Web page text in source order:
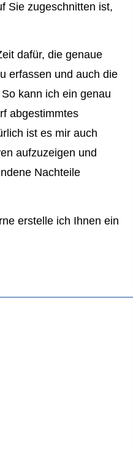
Sie zugeschnitten ist,
dafür, die genaue
erfassen und auch die
kann ich ein genau
abgestimmtes
ist es mir auch
aufzuzeigen und
Nachteile
erstelle ich Ihnen ein